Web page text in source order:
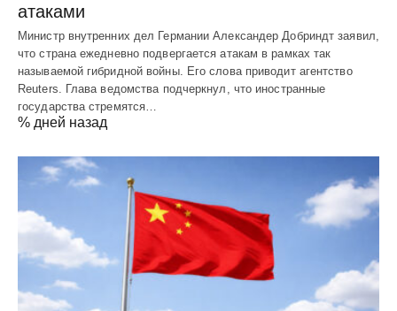
атаками
Министр внутренних дел Германии Александер Добриндт заявил,
что страна ежедневно подвергается атакам в рамках так
называемой гибридной войны. Его слова приводит агентство
Reuters. Глава ведомства подчеркнул, что иностранные
государства стремятся…
% дней назад